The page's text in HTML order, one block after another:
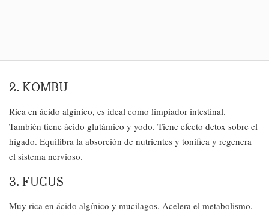
2. KOMBU
Rica en ácido algínico, es ideal como limpiador intestinal.
También tiene ácido glutámico y yodo. Tiene efecto detox sobre el
hígado. Equilibra la absorción de nutrientes y tonifica y regenera
el sistema nervioso.
3. FUCUS
Muy rica en ácido algínico y mucilagos. Acelera el metabolismo.